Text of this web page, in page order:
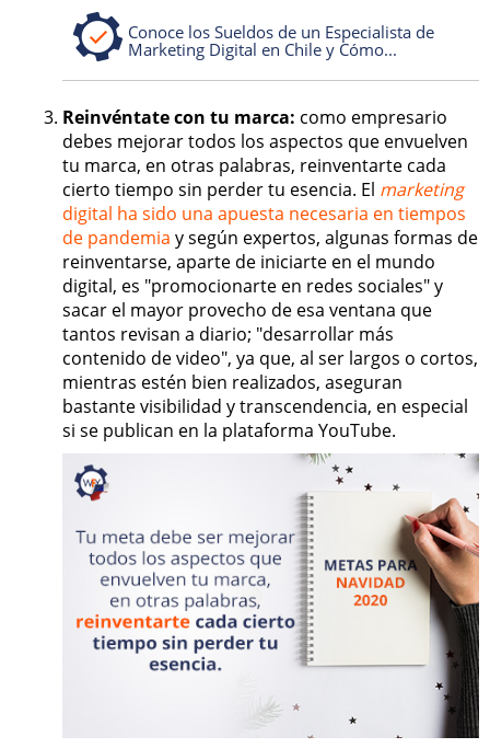
Conoce los Sueldos de un Especialista de
Marketing Digital en Chile y Cómo...
Reinvéntate con tu marca: como empresario
debes mejorar todos los aspectos que envuelven
tu marca, en otras palabras, reinventarte cada
cierto tiempo sin perder tu esencia. El marketing
digital ha sido una apuesta necesaria en tiempos
de pandemia y según expertos, algunas formas de
reinventarse, aparte de iniciarte en el mundo
digital, es "promocionarte en redes sociales" y
sacar el mayor provecho de esa ventana que
tantos revisan a diario; "desarrollar más
contenido de video", ya que, al ser largos o cortos,
mientras estén bien realizados, aseguran
bastante visibilidad y transcendencia, en especial
si se publican en la plataforma YouTube.